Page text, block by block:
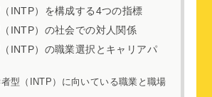
INTP）を構成する4つの指標
INTP）の社会での対人関係
INTP）の職業選択とキャリアパ
型（INTP）に向いている職業と職場